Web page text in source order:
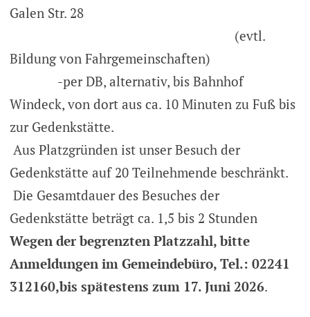
Galen Str. 28
(evtl.
Bildung von Fahrgemeinschaften)
-per DB, alternativ, bis Bahnhof
Windeck, von dort aus ca. 10 Minuten zu Fuß bis
zur Gedenkstätte.
Aus Platzgründen ist unser Besuch der
Gedenkstätte auf 20 Teilnehmende beschränkt.
Die Gesamtdauer des Besuches der
Gedenkstätte beträgt ca. 1,5 bis 2 Stunden
Wegen der begrenzten Platzzahl, bitte
Anmeldungen im Gemeindebüro, Tel.: 02241
312160,bis spätestens zum 17. Juni 2026.